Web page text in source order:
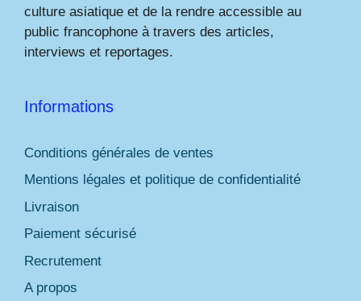
culture asiatique et de la rendre accessible au
public francophone à travers des articles,
interviews et reportages.
Informations
Conditions générales de ventes
Mentions légales et politique de confidentialité
Livraison
Paiement sécurisé
Recrutement
A propos